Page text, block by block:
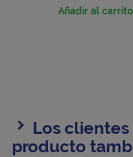
Añadir al carrito
Los
producto